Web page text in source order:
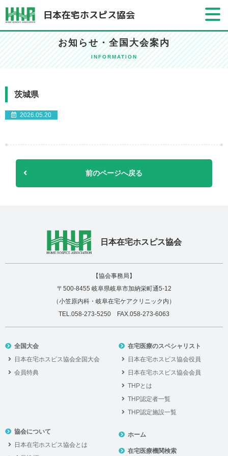
日本在宅ホスピス協会
お知らせ・全国大会案内
INFORMATION
茨城県
2026.05.20
前のページへ戻る
日本在宅ホスピス協会
【協会事務局】
〒500-8455 岐阜県岐阜市加納栄町通5-12
（小笠原内科・岐阜在宅ケアクリニック内）
TEL.058-273-5250 FAX.058-273-6063
全国大会
日本在宅ホスピス協会全国大会
会員特典
在宅医療のスペシャリスト
日本在宅ホスピス協会役員
日本在宅ホスピス協会会員
THPとは
THP認定者一覧
THP認定施設一覧
協会について
日本在宅ホスピス協会とは
ホーム
在宅医療機関検索